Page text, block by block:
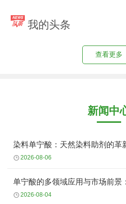
我的头条
查看更多
新闻中
染料单宁酸：天然染料助剂的革
2026-08-06
单宁酸的多领域应用与市场前景
2026-08-04